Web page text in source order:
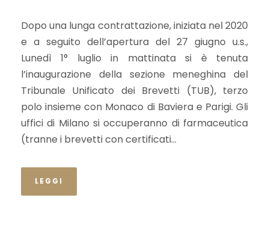
Dopo una lunga contrattazione, iniziata nel 2020
e a seguito dell’apertura del 27 giugno u.s.,
Lunedì 1° luglio in mattinata si è tenuta
l’inaugurazione della sezione meneghina del
Tribunale Unificato dei Brevetti (TUB), terzo
polo insieme con Monaco di Baviera e Parigi. Gli
uffici di Milano si occuperanno di farmaceutica
(tranne i brevetti con certificati...
LEGGI